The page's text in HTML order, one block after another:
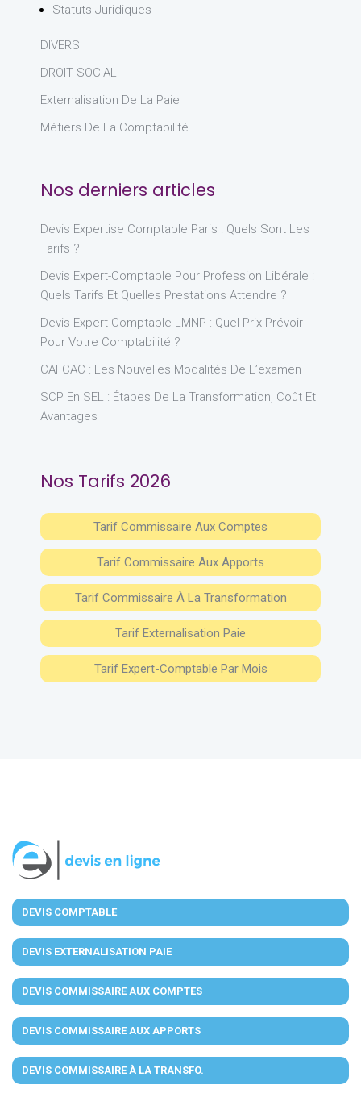
Statuts Juridiques
DIVERS
DROIT SOCIAL
Externalisation De La Paie
Métiers De La Comptabilité
Nos derniers articles
Devis Expertise Comptable Paris : Quels Sont Les
Tarifs ?
Devis Expert-Comptable Pour Profession Libérale :
Quels Tarifs Et Quelles Prestations Attendre ?
Devis Expert-Comptable LMNP : Quel Prix Prévoir
Pour Votre Comptabilité ?
CAFCAC : Les Nouvelles Modalités De L’examen
SCP En SEL : Étapes De La Transformation, Coût Et
Avantages
Nos Tarifs 2026
Tarif Commissaire Aux Comptes
Tarif Commissaire Aux Apports
Tarif Commissaire À La Transformation
Tarif Externalisation Paie
Tarif Expert-Comptable Par Mois
DEVIS COMPTABLE
DEVIS EXTERNALISATION PAIE
DEVIS COMMISSAIRE AUX COMPTES
DEVIS COMMISSAIRE AUX APPORTS
DEVIS COMMISSAIRE À LA TRANSFO.